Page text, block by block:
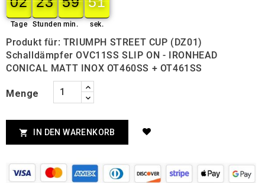
Tage Stunden min. sek.
Produkt für: TRIUMPH STREET CUP (DZ01)
Schalldämpfer OVC11SS SLIP ON - IRONHEAD
CONICAL MATT INOX OT460SS + OT461SS
Menge
 IN DEN WARENKORB